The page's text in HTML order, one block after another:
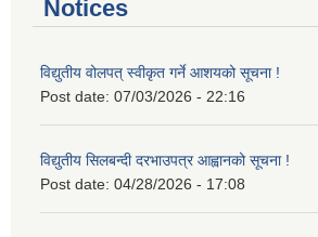
Notices
विद्युतीय वोलपत् स्वीकृत गर्ने आशयको सूचना !
Post date: 07/03/2026 - 22:16
विद्युतीय सिलबन्दी दरभाउपत्र आह्वानको सूचना !
Post date: 04/28/2026 - 17:08